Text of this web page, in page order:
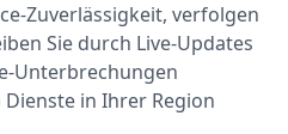
Zuverlässigkeit, verfolgen
Sie durch Live-Updates
Unterbrechungen
in Ihrer Region